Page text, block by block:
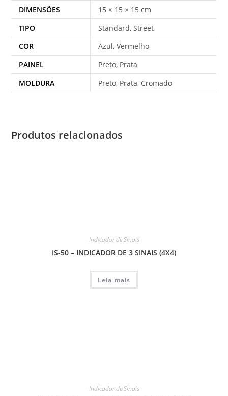
DIMENSÕES
15 × 15 × 15 cm
TIPO
Standard, Street
COR
Azul, Vermelho
PAINEL
Preto, Prata
MOLDURA
Preto, Prata, Cromado
Produtos relacionados
Indicador de Sinais
IS-50 – INDICADOR DE 3 SINAIS (4X4)
Leia mais
Indicador de Sinais